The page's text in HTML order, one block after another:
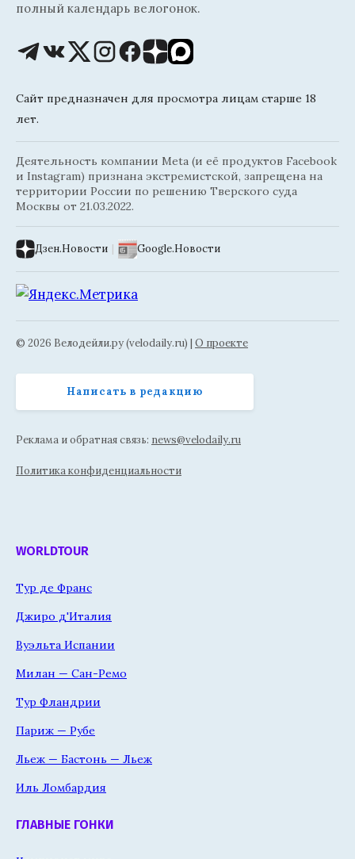
полный календарь велогонок.
Сайт предназначен для просмотра лицам старше 18
лет.
Деятельность компании Meta (и её продуктов Facebook
и Instagram) признана экстремистской, запрещена на
территории России по решению Тверского суда
Москвы от 21.03.2022.
Дзен.Новости | Google.Новости
© 2026 Велодейли.ру (velodaily.ru) | О проекте
Написать в редакцию
Реклама и обратная связь: news@velodaily.ru
Политика конфиденциальности
WORLDTOUR
Тур де Франс
Джиро д'Италия
Вуэльта Испании
Милан — Сан-Ремо
Тур Фландрии
Париж — Рубе
Льеж — Бастонь — Льеж
Иль Ломбардия
ГЛАВНЫЕ ГОНКИ